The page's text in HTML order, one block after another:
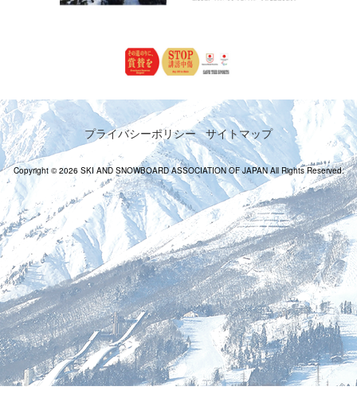
プライバシーポリシー サイトマップ
Copyright © 2026 SKI AND SNOWBOARD ASSOCIATION OF JAPAN All Rights Reserved.